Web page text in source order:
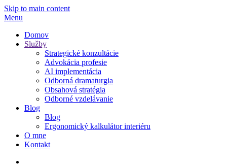
Skip to main content
Menu
Domov
Služby
Strategické konzultácie
Advokácia profesie
AI implementácia
Odborná dramaturgia
Obsahová stratégia
Odborné vzdelávanie
Blog
Blog
Ergonomický kalkulátor interiéru
O mne
Kontakt